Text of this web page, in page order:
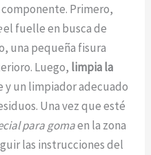
Primero,
el fuelle en busca de
una pequeña fisura
Luego, limpia la
y un limpiador adecuado
Una vez que esté
para gomaen la zona
las instrucciones del